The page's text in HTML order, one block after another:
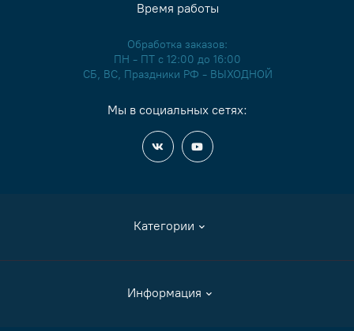
Категории
Аксессуары
Информация
Время работы
Обработка заказов:
ПН - ПТ с 12:00 до 16:00
СБ, ВС, Праздники РФ - ВЫХОДНОЙ
Мы в социальных сетях: